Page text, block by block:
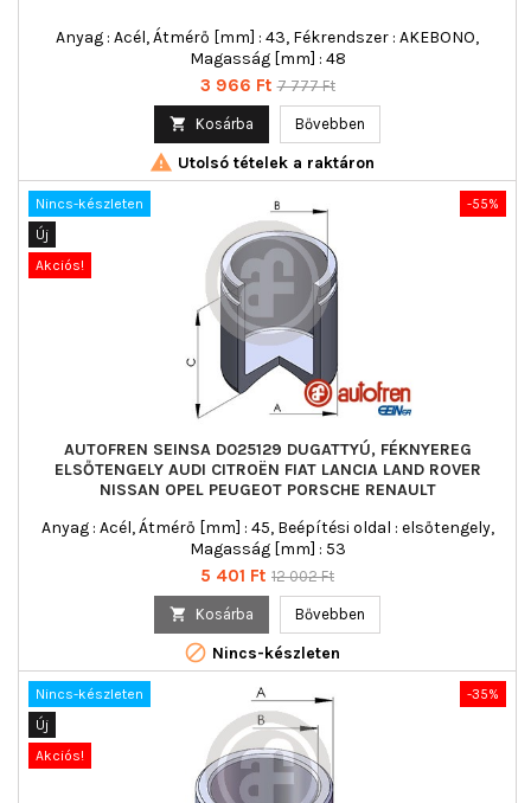
Anyag : Acél, Átmérő [mm] : 43, Fékrendszer : AKEBONO,
Magasság [mm] : 48
Ár
3 966 Ft Normál
7 777 Ft
 Kosárba Bővebben
 Utolsó tételek a raktáron
-55%
Nincs-készleten
Új
Akciós!
AUTOFREN SEINSA D025129 DUGATTYÚ, FÉKNYEREG
ELSŐTENGELY AUDI CITROËN FIAT LANCIA LAND ROVER
NISSAN OPEL PEUGEOT PORSCHE RENAULT
Anyag : Acél, Átmérő [mm] : 45, Beépítési oldal : elsőtengely,
Magasság [mm] : 53
Ár
5 401 Ft Normál
12 002 Ft
 Kosárba Bővebben
 Nincs-készleten
-35%
Nincs-készleten
Új
Akciós!